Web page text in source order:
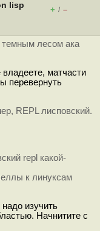
lisp
+ / –
темным лесом ака
матчасти
перевернуть
REPL лисповский.
repl какой-
к линуксам
изучить
Начнитите с